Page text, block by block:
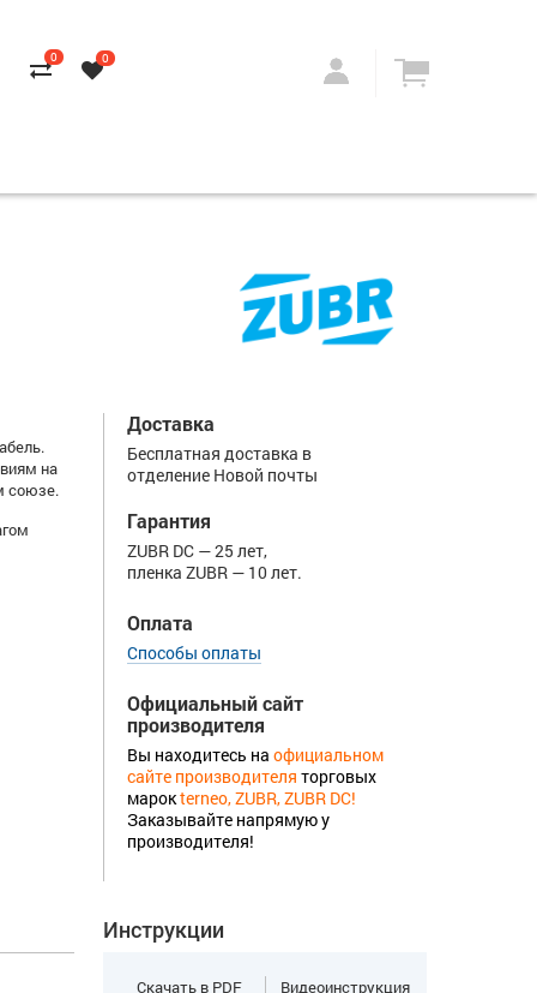
0 0
на
союзе.
Доставка
Бесплатная доставка в
отделение Новой почты
Гарантия
ZUBR DC — 25 лет,
пленка ZUBR — 10 лет.
Оплата
Способы оплаты
Официальный сайт
производителя
Вы находитесь на официальном
сайте производителя торговых
марокterneo, ZUBR, ZUBR DC!
Заказывайте напрямую у
производителя!
Инструкции
Скачать в PDF Видеоинструкция